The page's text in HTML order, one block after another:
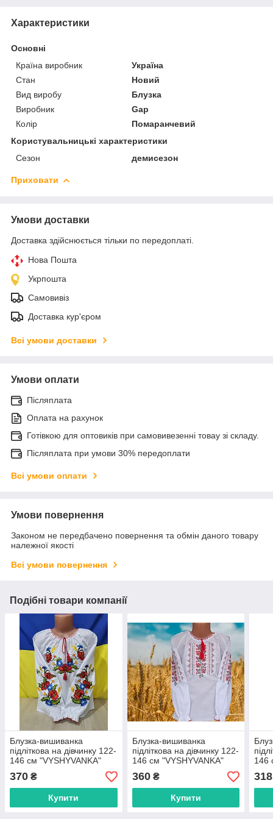
Характеристики
Основні
Країна виробник
Україна
Стан
Новий
Вид виробу
Блузка
Виробник
Gap
Колір
Помаранчевий
Користувальницькі характеристики
Сезон
демисезон
Приховати
Умови доставки
Доставка здійснюється тільки по передоплаті.
Нова Пошта
Укрпошта
Самовивіз
Доставка кур'єром
Всі умови доставки
Умови оплати
Післяплата
Оплата на рахунок
Готівкою для оптовиків при самовивезенні товау зі складу.
Післяплата при умови 30% передоплати
Всі умови оплати
Умови повернення
Законом не передбачено повернення та обмін даного товару
належної якості
Всі умови повернення
Подібні товари компанії
Блузка-вишиванка
підліткова на дівчинку 122-
146 см "VYSHYVANKA"
недорогого від прямого
постачальника
370 ₴
Купити
Блузка-вишиванка
підліткова на дівчинку 122-
146 см "VYSHYVANKA"
недорогого від прямого
постачальника
360₴
Купити
146
318